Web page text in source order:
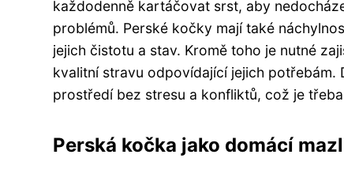
každodenně kartáčovat srst, aby
problémů. Perské kočky mají také
jejich čistotu a stav. Kromě toho je nutné
kvalitní stravu odpovídající jejich
prostředí bez stresu a konfliktů, což je
Perská kočka jako domácí